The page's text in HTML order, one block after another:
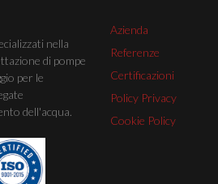
nella
di pompe
per le
dell'acqua.
Azienda
Referenze
Certificazioni
Policy Privacy
Cookie Policy